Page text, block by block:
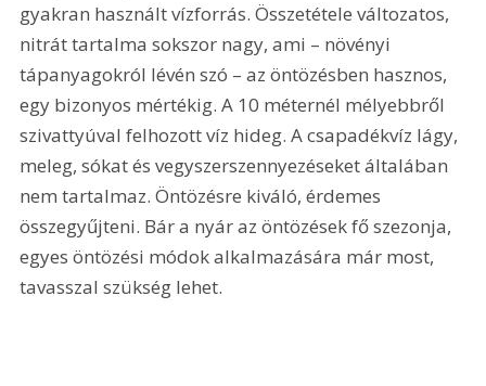
gyakran használt vízforrás. Összetétele változatos,
nitrát tartalma sokszor nagy, ami – növényi
tápanyagokról lévén szó – az öntözésben hasznos,
egy bizonyos mértékig. A 10 méternél mélyebbről
szivattyúval felhozott víz hideg. A csapadékvíz lágy,
meleg, sókat és vegyszerszennyezéseket általában
nem tartalmaz. Öntözésre kiváló, érdemes
összegyűjteni. Bár a nyár az öntözések fő szezonja,
egyes öntözési módok alkalmazására már most,
tavasszal szükség lehet.